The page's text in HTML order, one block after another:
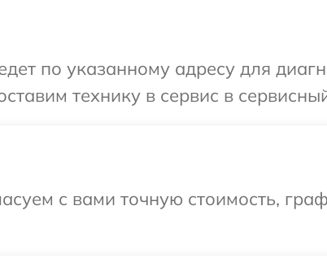
по указанному адресу для
технику в сервис в
с вами точную стоимость,